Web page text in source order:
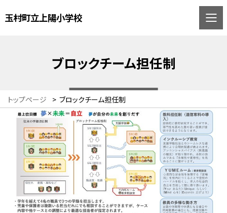
玉村町立上陽小学校
ブロックチーム担任制
トップページ > ブロックチーム担任制